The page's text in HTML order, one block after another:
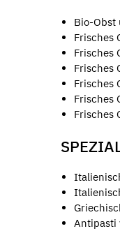
Bio-Obst
Frisches
Frisches
Frisches
Frisches
Frisches
Frisches
Antipasti